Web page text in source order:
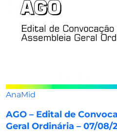
AnaMid
AGO – Edital de
Geral Ordinária – 07/08/